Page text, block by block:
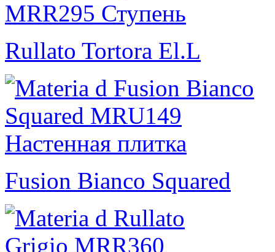
Rullato Tortora El.L
Fusion Bianco Squared